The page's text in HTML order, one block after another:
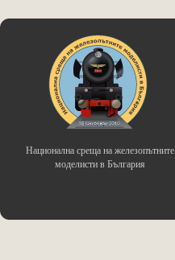
Национална среща на железопътните
моделисти в България